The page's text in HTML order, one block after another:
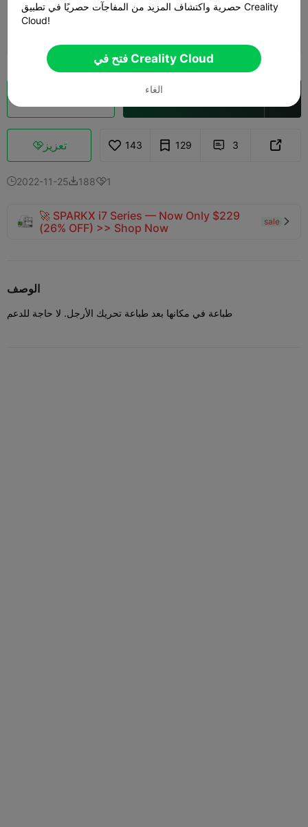
0.2mm layer, 2 walls, 5% infill
تعزيز 143 129  3 
2022-11-251881
🚀 SPARKX i7 Series — Now Only $229
(26% OFF) >> Shop Now
sale 
الوصف
طباعة في مكانها بعد طباعة تحريك الأرجل. لا حاجة للدعم
حصرية واكتشاف المزيد من المفاجآت حصريًا في تطبيق Creality
Cloud!
فتح في Creality Cloud
الغاء